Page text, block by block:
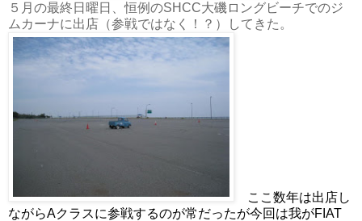
５月の最終日曜日、恒例のSHCC大磯ロングビーチでのジ
ムカーナに出店（参戦ではなく！？）してきた。
ここ数年は出店し
ながらAクラスに参戦するのが常だったが今回は我がFIAT